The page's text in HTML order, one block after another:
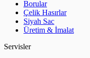
Borular
Çelik Hasırlar
Siyah Sac
Üretim & İmalat
Servisler